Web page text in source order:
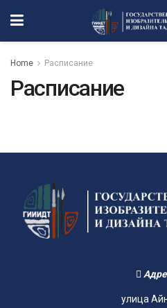
Home Расписание
Расписание
улица